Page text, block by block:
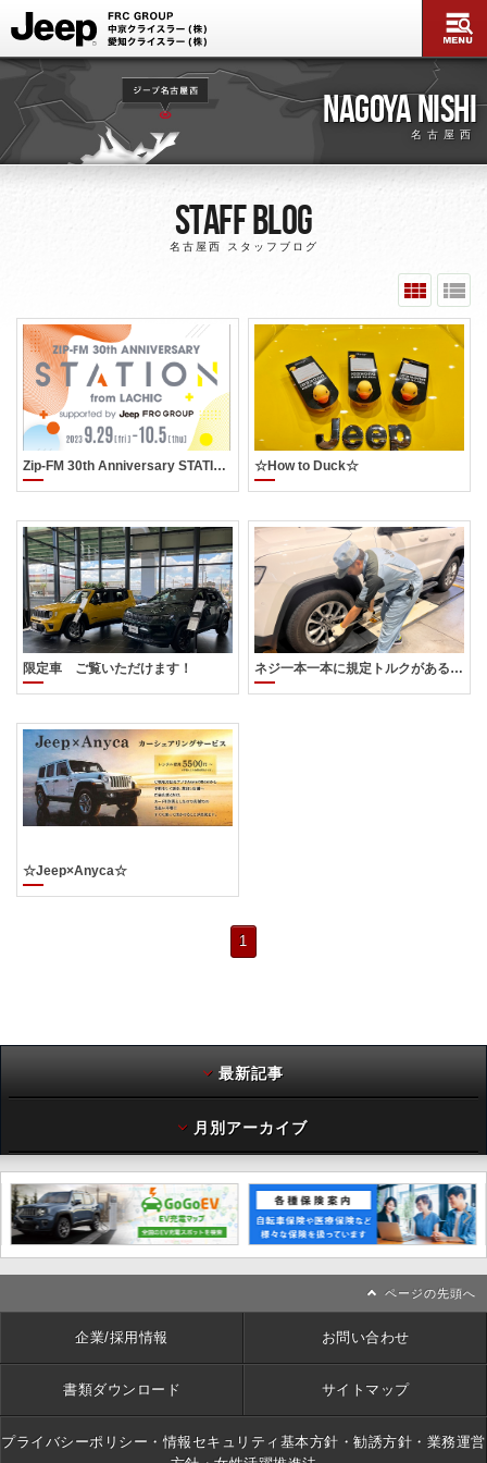
NAGOYA NISHI
名古屋西
Staff Blog
名古屋西 スタッフブログ
Zip-FM 30th Anniversary STATION from LACHIC ☆How to Duck☆
限定車 ご覧いただけます！ ネジ一本一本に規定トルクがあるのをご存知でしょうか？
☆Jeep×Anyca☆
1
最新記事
月別アーカイブ
ページの先頭へ
企業/採用情報 お問い合わせ
書類ダウンロード サイトマップ
プライバシーポリシー・情報セキュリティ基本方針・勧誘方針・業務運営